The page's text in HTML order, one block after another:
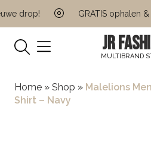
drop! GRATIS ophalen &
JR
MULTIBRAND
Home » Shop » Malelions
Shirt – Navy